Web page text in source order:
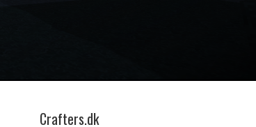
Crafters.dk